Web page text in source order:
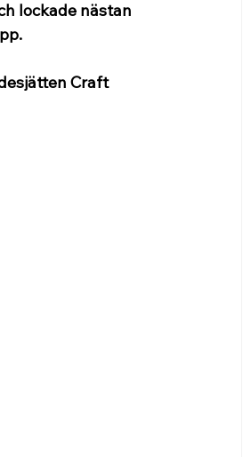
lockade nästan
Craft